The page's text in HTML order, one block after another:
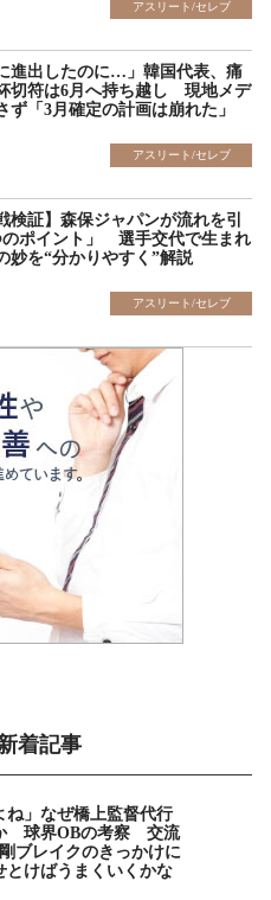
アスリート/セレブ
進出したのに…」韓国代表、痛
切符は6月へ持ち越し 現地メデ
ず「3月確定の計画は崩れた」
アスリート/セレブ
検証】森保ジャパンが流れを引
のポイント」 選手交代で生まれ
妙を“分かりやすく”解説
アスリート/セレブ
着記事
ね」なぜ橋上監督代行
球界OBの考察 交流
ブレイクのきっかけに
とけばうまくいくかな